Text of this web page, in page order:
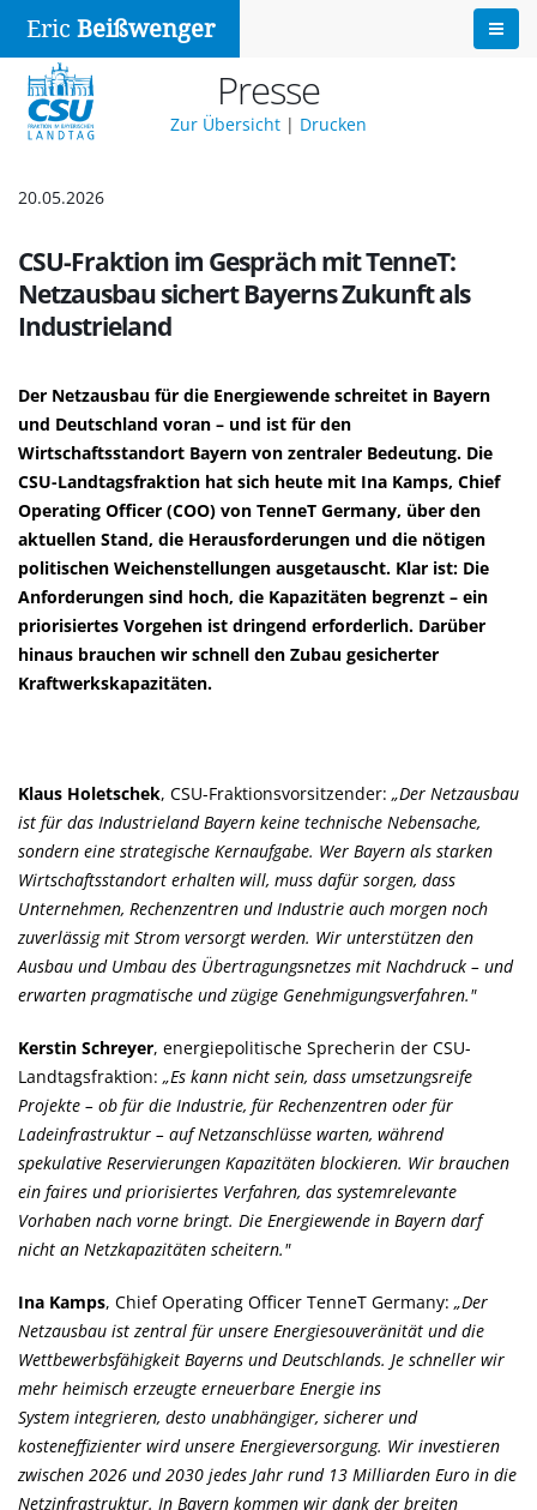
Eric Beißwenger
Presse
Zur Übersicht | Drucken
20.05.2026
CSU-Fraktion im Gespräch mit TenneT:
Netzausbau sichert Bayerns Zukunft als
Industrieland
Der Netzausbau für die Energiewende schreitet in Bayern
und Deutschland voran – und ist für den
Wirtschaftsstandort Bayern von zentraler Bedeutung. Die
CSU-Landtagsfraktion hat sich heute mit Ina Kamps, Chief
Operating Officer (COO) von TenneT Germany, über den
aktuellen Stand, die Herausforderungen und die nötigen
politischen Weichenstellungen ausgetauscht. Klar ist: Die
Anforderungen sind hoch, die Kapazitäten begrenzt – ein
priorisiertes Vorgehen ist dringend erforderlich. Darüber
hinaus brauchen wir schnell den Zubau gesicherter
Kraftwerkskapazitäten.
Klaus Holetschek, CSU-Fraktionsvorsitzender: Der Netzausbau
ist für das Industrieland Bayern keine technische Nebensache,
sondern eine strategische Kernaufgabe. Wer Bayern als starken
Wirtschaftsstandort erhalten will, muss dafür sorgen, dass
Unternehmen, Rechenzentren und Industrie auch morgen noch
zuverlässig mit Strom versorgt werden. Wir unterstützen den
Ausbau und Umbau des Übertragungsnetzes mit Nachdruck – und
erwarten pragmatische und zügige Genehmigungsverfahren."
Kerstin Schreyer, energiepolitische Sprecherin der CSU-
Landtagsfraktion: Es kann nicht sein, dass umsetzungsreife
Projekte – ob für die Industrie, für Rechenzentren oder für
Ladeinfrastruktur – auf Netzanschlüsse warten, während
spekulative Reservierungen Kapazitäten blockieren. Wir brauchen
ein faires und priorisiertes Verfahren, das systemrelevante
Vorhaben nach vorne bringt. Die Energiewende in Bayern darf
nicht an Netzkapazitäten scheitern."
Ina Kamps, Chief Operating Officer TenneT Germany: Der
Netzausbau ist zentral für unsere Energiesouveränität und die
Wettbewerbsfähigkeit Bayerns und Deutschlands. Je schneller wir
mehr heimisch erzeugte erneuerbare Energie ins
System integrieren, desto unabhängiger, sicherer und
kosteneffizienter wird unsere Energieversorgung. Wir investieren
zwischen 2026 und 2030 jedes Jahr rund 13 Milliarden Euro in die
Netzinfrastruktur. In Bayern kommen wir dank der breiten